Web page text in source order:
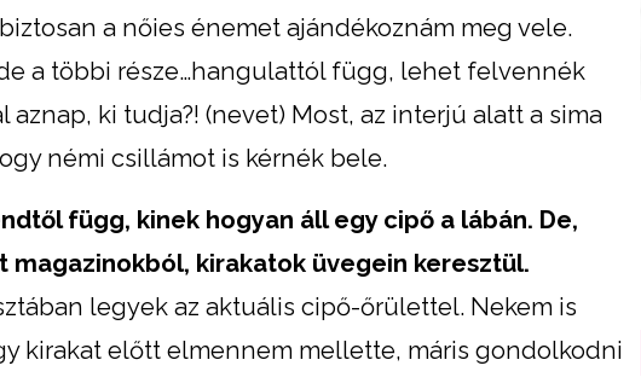
a nőies énemet ajándékoznám meg vele.
a többi része…hangulattól függ, lehet felvennék
ki tudja?! (nevet) Most, az interjú alatt a sima
némi csillámot is kérnék bele.
függ, kinek hogyan áll egy cipő a lábán. De,
kirakatok üvegein keresztül.
legyek az aktuális cipő-őrülettel. Nekem is
kirakat előtt elmennem mellette, máris gondolkodni